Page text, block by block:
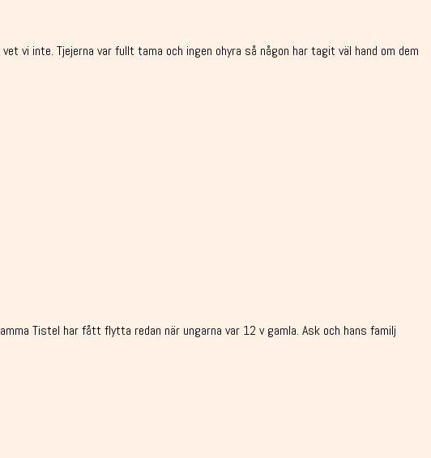
vi inte. Tjejerna var fullt tama och ingen ohyra så någon har tagit väl hand om dem
Tistel har fått flytta redan när ungarna var 12 v gamla. Ask och hans familj